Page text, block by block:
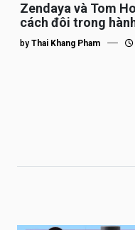
Zendaya và Tom
cách đôi trong
by Thai Khang Pham